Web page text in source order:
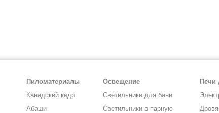
Пиломатериалы
Канадский кедр
Абаши
Освещение
Светильники для бани
Светильники в парную
Печи